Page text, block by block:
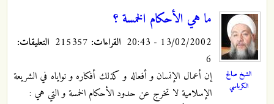
الشيخ صالح
الكرباسي
ما هي الأحكام الخمسة ؟
13/02/2002 - 20:43 القراءات:
التعليقات:
6
إن أعمال الإنسان و أفعاله و كذلك أفكاره و نواياه في الشريعة
الإسلامية لا تخرج عن حدود الأحكام الخمسة و التي هي :